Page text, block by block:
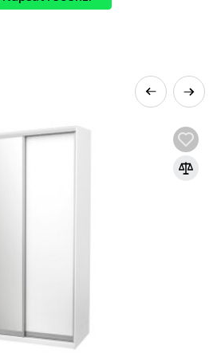
nábytkářském
různých tvarů a